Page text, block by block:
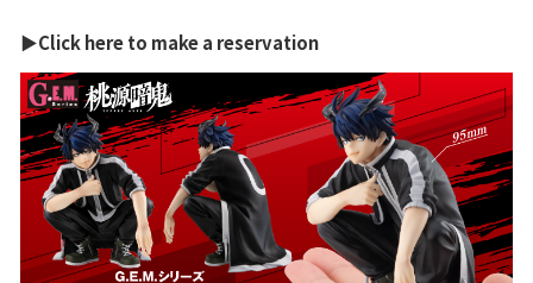
▶Click here to make a reservation